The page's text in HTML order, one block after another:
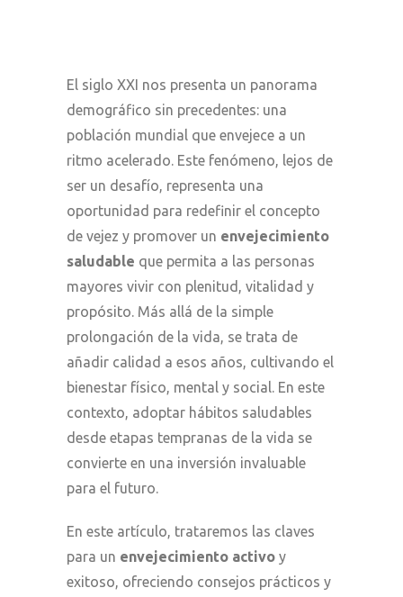
El siglo XXI nos presenta un panorama
demográfico sin precedentes: una
población mundial que envejece a un
ritmo acelerado. Este fenómeno, lejos de
ser un desafío, representa una
oportunidad para redefinir el concepto
de vejez y promover un envejecimiento
saludable que permita a las personas
mayores vivir con plenitud, vitalidad y
propósito. Más allá de la simple
prolongación de la vida, se trata de
añadir calidad a esos años, cultivando el
bienestar físico, mental y social. En este
contexto, adoptar hábitos saludables
desde etapas tempranas de la vida se
convierte en una inversión invaluable
para el futuro.
En este artículo, trataremos las claves
para un envejecimiento activo y
exitoso, ofreciendo consejos prácticos y